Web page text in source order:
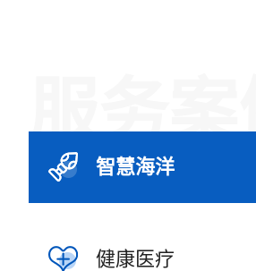
服务案
智慧海洋
健康医疗